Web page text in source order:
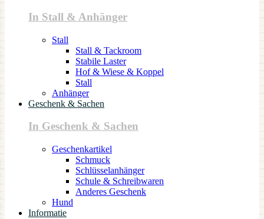
In Stall & Anhänger
Stall
Stall & Tackroom
Stabile Laster
Hof & Wiese & Koppel
Stall
Anhänger
Geschenk & Sachen
In Geschenk & Sachen
Geschenkartikel
Schmuck
Schlüsselanhänger
Schule & Schreibwaren
Anderes Geschenk
Hund
Informatie